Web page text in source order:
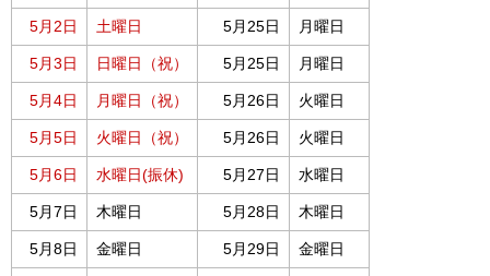
5月2日 土曜日 5月25日 月曜日
5月3日 日曜日（祝） 5月25日 月曜日
5月4日 月曜日（祝） 5月26日 火曜日
5月5日 火曜日（祝） 5月26日 火曜日
5月6日 水曜日(振休) 5月27日 水曜日
5月7日 木曜日 5月28日 木曜日
5月8日 金曜日 5月29日 金曜日